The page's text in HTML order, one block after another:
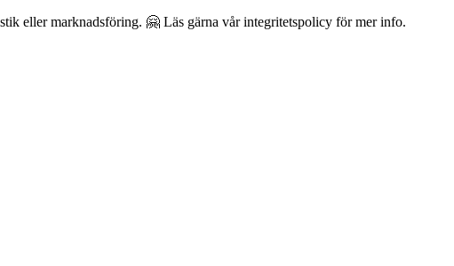
eller marknadsföring. 🤗 Läs gärna vår integritetspolicy för mer info.